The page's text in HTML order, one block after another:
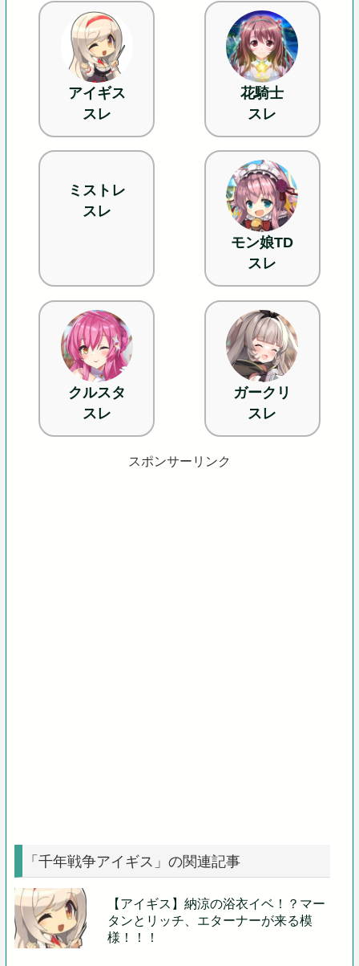
アイギス
スレ
花騎士
スレ
ミストレ
スレ
モン娘TD
スレ
クルスタ
スレ
ガークリ
スレ
スポンサーリンク
「千年戦争アイギス」の関連記事
【アイギス】納涼の浴衣イベ！？マー
タンとリッチ、エターナーが来る模
様！！！